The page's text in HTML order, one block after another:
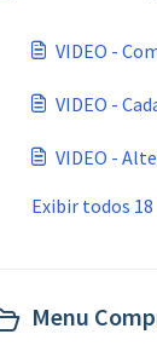
VIDEO -
VIDEO -
VIDEO -
Exibir todos 18
Menu